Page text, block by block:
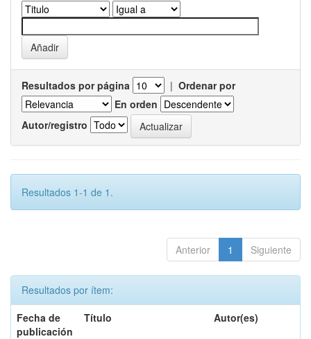
Resultados por página | Ordenar por
En orden
Autor/registro
Resultados 1-1 de 1.
Anterior 1 Siguiente
Resultados por ítem:
Fecha de
publicación
Título Autor(es)